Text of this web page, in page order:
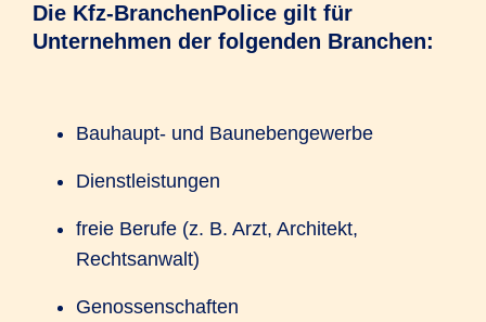
Die Kfz-BranchenPolice gilt für
Unternehmen der folgenden Branchen:
Bauhaupt- und Baunebengewerbe
Dienstleistungen
freie Berufe (z. B. Arzt, Architekt,
Rechtsanwalt)
Genossenschaften